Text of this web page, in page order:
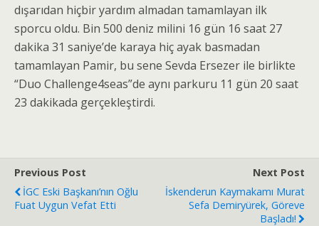
dışarıdan hiçbir yardım almadan tamamlayan ilk
sporcu oldu. Bin 500 deniz milini 16 gün 16 saat 27
dakika 31 saniye’de karaya hiç ayak basmadan
tamamlayan Pamir, bu sene Sevda Ersezer ile birlikte
“Duo Challenge4seas”de aynı parkuru 11 gün 20 saat
23 dakikada gerçekleştirdi.
Previous Post
İGC Eski Başkanı’nın Oğlu
Fuat Uygun Vefat Etti
Next Post
İskenderun Kaymakamı Murat
Sefa Demiryürek, Göreve
Başladı!